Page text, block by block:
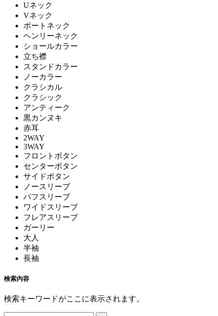
Uネック
Vネック
ボートネック
ヘンリーネック
ショールカラー
立ち襟
スタンドカラー
ノーカラー
クラシカル
クラシック
アンティーク
黒カンヌキ
赤耳
2WAY
3WAY
フロントボタン
センターボタン
サイドボタン
ノースリーブ
パフスリーブ
ワイドスリーブ
フレアスリーブ
ガーリー
大人
半袖
長袖
検索内容
検索キーワードがここに表示されます。